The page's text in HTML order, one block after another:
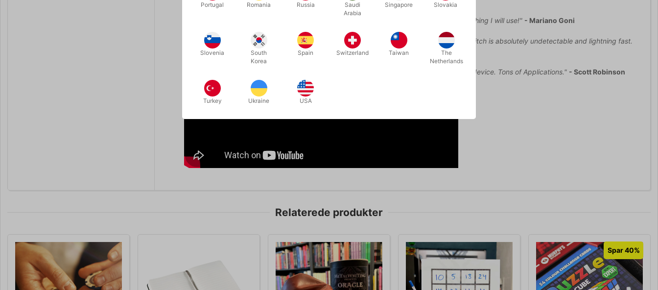
"The fact that you can remove the band at the end makes all the difference - This is something I will use!" - Mariano Goni
"This is the absolute best version of the classic SWITCH PAD that I have ever used. The switch is absolutely undetectable and lightning fast.
I give this my highest recommendation!"
- Cody S. Fisher
"Smart, Simple, clever and incredible practical. It is a perfect example of audience tested device. Tons of Applications." - Scott Robinson
Relaterede produkter
Spar 40%
Portugal Romania Russia
Saudi
Arabia
Singapore Slovakia
Slovenia
South
Korea
Spain Switzerland Taiwan
The
Netherlands
Turkey Ukraine USA